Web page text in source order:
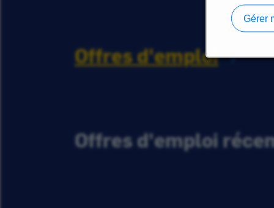
Gérer
Offres d'emploi
Offres d'emploi